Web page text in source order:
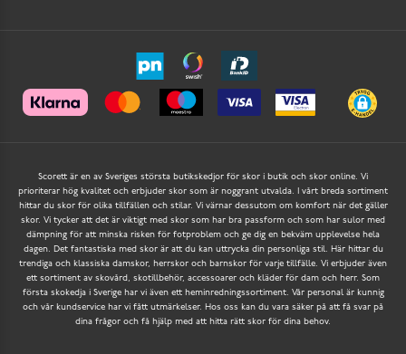
Scorett är en av Sveriges största butikskedjor för skor i butik och skor online. Vi
prioriterar hög kvalitet och erbjuder skor som är noggrant utvalda. I vårt breda sortiment
hittar du skor för olika tillfällen och stilar. Vi värnar dessutom om komfort när det gäller
skor. Vi tycker att det är viktigt med skor som har bra passform och som har sulor med
dämpning för att minska risken för fotproblem och ge dig en bekväm upplevelse hela
dagen. Det fantastiska med skor är att du kan uttrycka din personliga stil. Här hittar du
trendiga och klassiska damskor, herrskor och barnskor för varje tillfälle. Vi erbjuder även
ett sortiment av skovård, skotillbehör, accessoarer och kläder för dam och herr. Som
första skokedja i Sverige har vi även ett heminredningssortiment. Vår personal är kunnig
och vår kundservice har vi fått utmärkelser. Hos oss kan du vara säker på att få svar på
dina frågor och få hjälp med att hitta rätt skor för dina behov.